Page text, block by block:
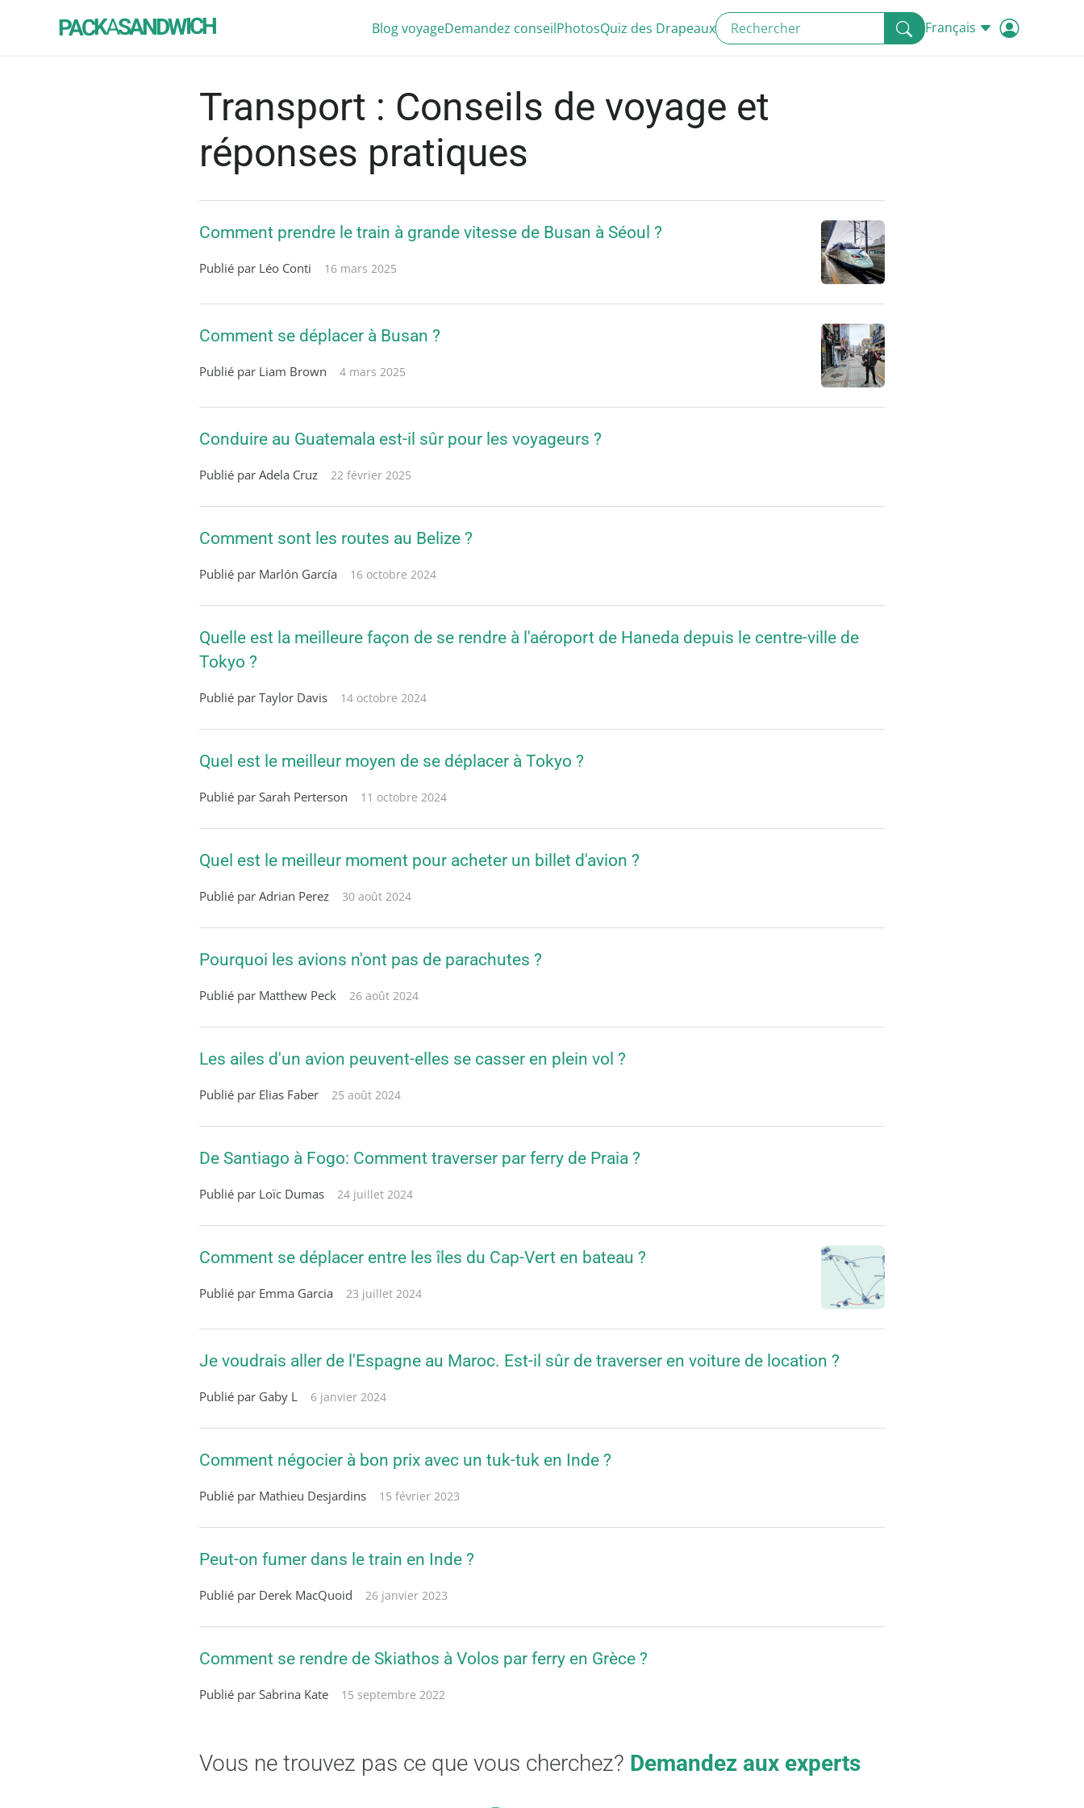
PACKASANDWICH Blog voyageDemandez conseilPhotosQuiz des Drapeaux Français
Transport : Conseils de voyage et
réponses pratiques
Comment prendre le train à grande vitesse de Busan à Séoul ?
Publié par Léo Conti 16 mars 2025
Comment se déplacer à Busan ?
Publié par Liam Brown 4 mars 2025
Conduire au Guatemala est-il sûr pour les voyageurs ?
Publié par Adela Cruz 22 février 2025
Comment sont les routes au Belize ?
Publié par Marlón García 16 octobre 2024
Quelle est la meilleure façon de se rendre à l'aéroport de Haneda depuis le centre-ville de
Tokyo ?
Publié par Taylor Davis 14 octobre 2024
Quel est le meilleur moyen de se déplacer à Tokyo ?
Publié par Sarah Perterson 11 octobre 2024
Quel est le meilleur moment pour acheter un billet d'avion ?
Publié par Adrian Perez 30 août 2024
Pourquoi les avions n'ont pas de parachutes ?
Publié par Matthew Peck 26 août 2024
Les ailes d'un avion peuvent-elles se casser en plein vol ?
Publié par Elias Faber 25 août 2024
De Santiago à Fogo: Comment traverser par ferry de Praia ?
Publié par Loïc Dumas 24 juillet 2024
Comment se déplacer entre les îles du Cap-Vert en bateau ?
Publié par Emma Garcia 23 juillet 2024
Je voudrais aller de l'Espagne au Maroc. Est-il sûr de traverser en voiture de location ?
Publié par Gaby L 6 janvier 2024
Comment négocier à bon prix avec un tuk-tuk en Inde ?
Publié par Mathieu Desjardins 15 février 2023
Peut-on fumer dans le train en Inde ?
Publié par Derek MacQuoid 26 janvier 2023
Comment se rendre de Skiathos à Volos par ferry en Grèce ?
Publié par Sabrina Kate 15 septembre 2022
Vous ne trouvez pas ce que vous cherchez? Demandez aux experts